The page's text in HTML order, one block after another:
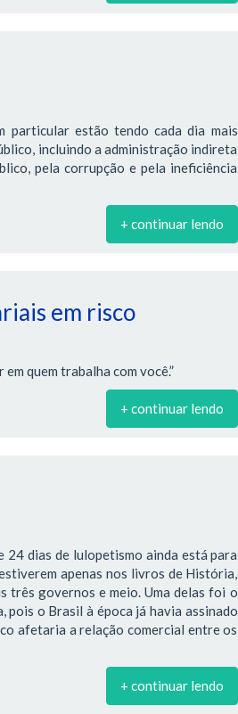
particular estão tendo cada dia mais
incluindo a administração indireta
pela corrupção e pela ineficiência
+ continuar lendo
em risco
quem trabalha com você.”
+ continuar lendo
24 dias de lulopetismo ainda está para
apenas nos livros de História,
três governos e meio. Uma delas foi o
pois o Brasil à época já havia assinado
afetaria a relação comercial entre os
+ continuar lendo